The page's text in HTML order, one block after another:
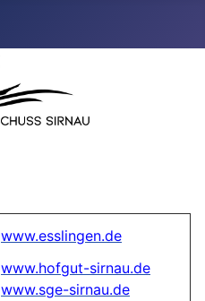
www.esslingen.de
www.hofgut-sirnau.de
www.sge-sirnau.de